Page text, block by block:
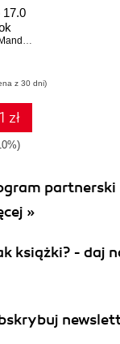
17.0
Mandar Jog
z 30 dni)
zł
»
książki? - daj